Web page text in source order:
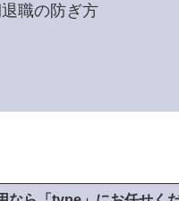
職の防ぎ方